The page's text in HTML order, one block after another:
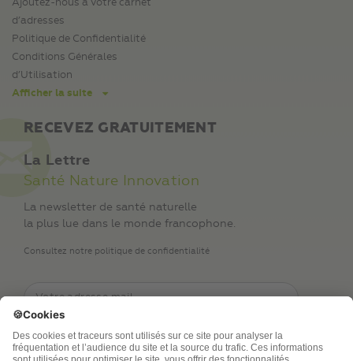
Ajoutez-nous à votre carnet
d’adresses
Politique de Confidentialité
Conditions Générales
d’Utilisation
Afficher la suite
RECEVEZ GRATUITEMENT
La Lettre
Santé Nature Innovation
La newsletter de santé naturelle
la plus lue dans le monde francophone.
Consultez notre politique de confidentialité